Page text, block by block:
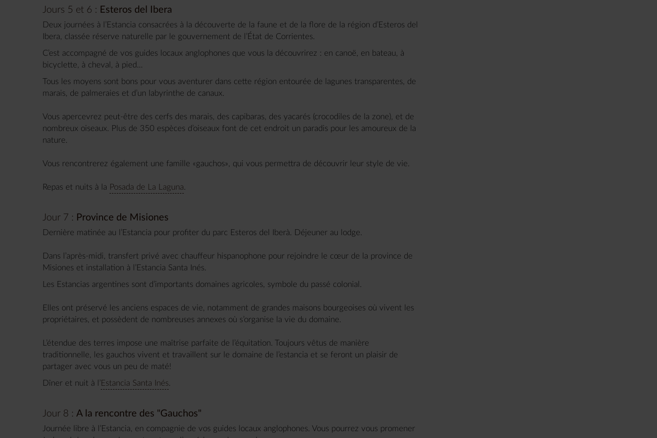
Jours 5 et 6 : Esteros del Ibera
Deux journées à l’Estancia consacrées à la découverte de la faune et de la flore de la région d’Esteros del
Ibera, classée réserve naturelle par le gouvernement de l’État de Corrientes.
C’est accompagné de vos guides locaux anglophones que vous la découvrirez : en canoë, en bateau, à
bicyclette, à cheval, à pied...
Tous les moyens sont bons pour vous aventurer dans cette région entourée de lagunes transparentes, de
marais, de palmeraies et d’un labyrinthe de canaux.
Vous apercevrez peut-être des cerfs des marais, des capibaras, des yacarés (crocodiles de la zone), et de
nombreux oiseaux. Plus de 350 espèces d’oiseaux font de cet endroit un paradis pour les amoureux de la
nature.
Vous rencontrerez également une famille «gauchos», qui vous permettra de découvrir leur style de vie.
Repas et nuits à la Posada de La Laguna
Jour 7 : Province de Misiones
Dernière matinée au l’Estancia pour profiter du parc Esteros del Iberà. Déjeuner au lodge.
Dans l’après-midi, transfert privé avec chauffeur hispanophone pour rejoindre le cœur de la province de
Misiones et installation à l’Estancia Santa Inés.
Les Estancias argentines sont d’importants domaines agricoles, symbole du passé colonial.
Elles ont préservé les anciens espaces de vie, notamment de grandes maisons bourgeoises où vivent les
propriétaires, et possèdent de nombreuses annexes où s’organise la vie du domaine.
L’étendue des terres impose une maîtrise parfaite de l’équitation. Toujours vêtus de manière
traditionnelle, les gauchos vivent et travaillent sur le domaine de l’estancia et se feront un plaisir de
partager avec vous un peu de maté!
Dîner et nuit à l’Estancia Santa Inés
Jour 8 : A la rencontre des "Gauchos"
Journée libre à l’Estancia, en compagnie de vos guides locaux anglophones. Vous pourrez vous promener